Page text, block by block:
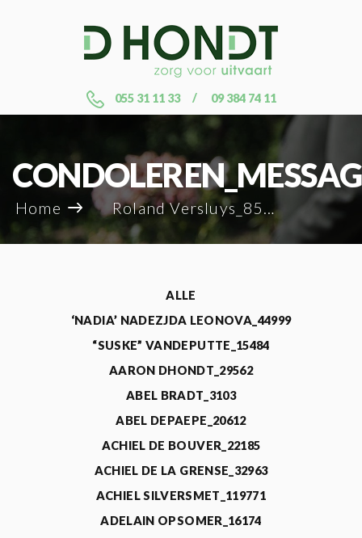
055 31 11 33 09 384 74 11
Home Roland Versluys_85352
ALLE
‘NADIA’ NADEZJDA LEONOVA_44999
“SUSKE” VANDEPUTTE_15484
AARON DHONDT_29562
ABEL BRADT_3103
ABEL DEPAEPE_20612
ACHIEL DE BOUVER_22185
ACHIEL DE LA GRENSE_32963
ACHIEL SILVERSMET_119771
ADELAIN OPSOMER_16174